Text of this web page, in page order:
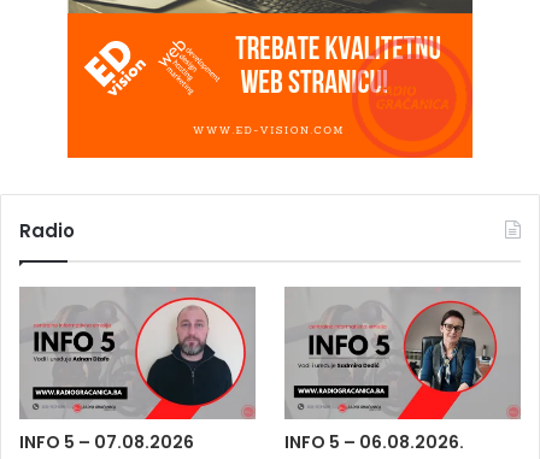
Radio
INFO 5 – 07.08.2026 INFO 5 – 06.08.2026.